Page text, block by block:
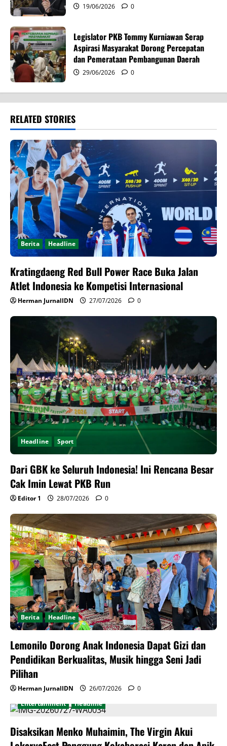
19/06/2026 0
Legislator PKB Tommy Kurniawan Serap
Aspirasi Masyarakat Dorong Percepatan
dan Pemerataan Pembangunan Daerah
29/06/2026 0
RELATED STORIES
Berita Headline
Kratingdaeng Red Bull Power Race Buka Jalan
Atlet Indonesia ke Kompetisi Internasional
Herman JurnalIDN 27/07/2026 0
Headline Sport
Dari GBK ke Seluruh Indonesia! Ini Rencana Besar
Cak Imin Lewat PKB Run
Editor 1 28/07/2026 0
Berita Headline
Lemonilo Dorong Anak Indonesia Dapat Gizi dan
Pendidikan Berkualitas, Musik hingga Seni Jadi
Pilihan
Herman JurnalIDN 26/07/2026
0
Entertainment
Headline
Disaksikan Menko Muhaimin, The Virgin Akui